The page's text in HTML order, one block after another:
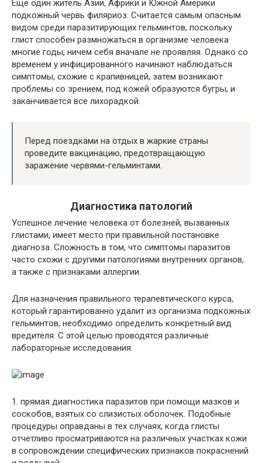
Еще один житель Азии, Африки и Южной Америки
подкожный червь филяриоз. Считается самым опасным
видом среди паразитирующих гельминтов, поскольку
глист способен размножаться в организме человека
многие годы, ничем себя вначале не проявляя. Однако со
временем у инфицированного начинают наблюдаться
симптомы, схожие с крапивницей, затем возникают
проблемы со зрением, под кожей образуются бугры, и
заканчивается все лихорадкой.
Перед поездками на отдых в жаркие страны
проведите вакцинацию, предотвращающую
заражение червями-гельминтами.
Диагностика патологий
Успешное лечение человека от болезней, вызванных
глистами, имеет место при правильной постановке
диагноза. Сложность в том, что симптомы паразитов
часто схожи с другими патологиями внутренних органов,
а также с признаками аллергии.
Для назначения правильного терапевтического курса,
который гарантированно удалит из организма подкожных
гельминтов, необходимо определить конкретный вид
вредителя. С этой целью проводятся различные
лабораторные исследования:
1. прямая диагностика паразитов при помощи мазков и
соскобов, взятых со слизистых оболочек. Подобные
процедуры оправданы в тех случаях, когда глисты
отчетливо просматриваются на различных участках кожи
в сопровождении специфических признаков покраснений